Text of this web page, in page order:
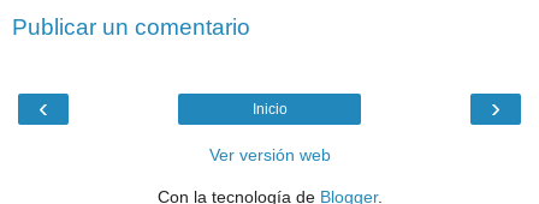
Publicar un comentario
‹ ›
Inicio
Ver versión web
Con la tecnología de Blogger.